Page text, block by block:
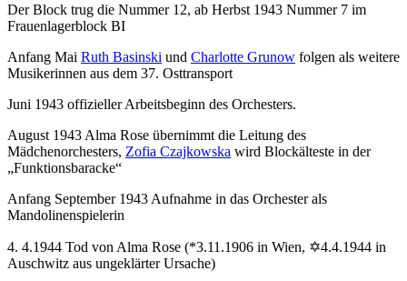
Der Block trug die Nummer 12, ab Herbst 1943 Nummer 7 im
Frauenlagerblock BI
Anfang Mai Ruth Basinski und Charlotte Grunow folgen als weitere
Musikerinnen aus dem 37. Osttransport
Juni 1943 offizieller Arbeitsbeginn des Orchesters.
August 1943 Alma Rose übernimmt die Leitung des
Mädchenorchesters, Zofia Czajkowska wird Blockälteste in der
„Funktionsbaracke“
Anfang September 1943 Aufnahme in das Orchester als
Mandolinenspielerin
4. 4.1944 Tod von Alma Rose (*3.11.1906 in Wien, ✡4.4.1944 in
Auschwitz aus ungeklärter Ursache)